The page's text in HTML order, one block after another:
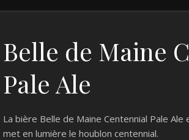
Belle de Maine
Pale Ale
La bière Belle de Maine Centennial Pale
met en lumière le houblon centennial.